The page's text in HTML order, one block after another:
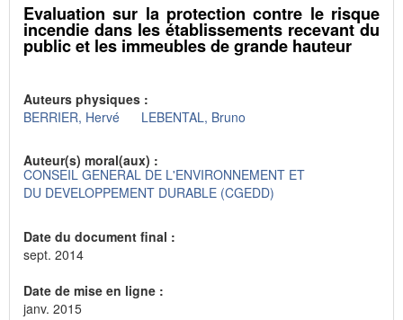
Evaluation sur la protection contre le risque
incendie dans les établissements recevant du
public et les immeubles de grande hauteur
Auteurs physiques :
BERRIER, Hervé
LEBENTAL, Bruno
Auteur(s) moral(aux) :
CONSEIL GENERAL DE L'ENVIRONNEMENT ET
DU DEVELOPPEMENT DURABLE (CGEDD)
Date du document final :
sept. 2014
Date de mise en ligne :
janv. 2015